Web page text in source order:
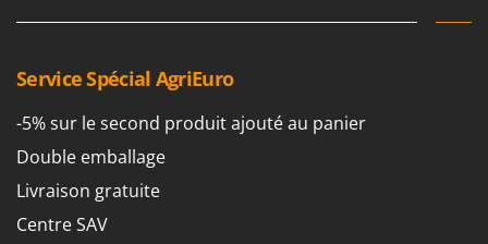
Filets pour la Récolte des olives
Filtres pour vin et huile
Floconneuses
Fourches pour tracteur
Comet
Cruccolini
CTEK
D
Dal Degan
DCG
Service Spécial AgriEuro
-5% sur le second produit ajouté au panier
Double emballage
Livraison gratuite
Centre SAV